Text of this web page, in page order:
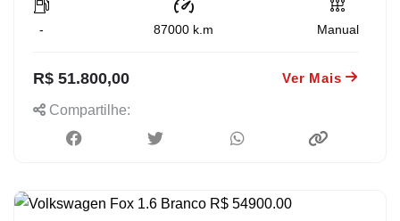
- 87000 k.m Manual
R$ 51.800,00 Ver Mais
Compartilhe: